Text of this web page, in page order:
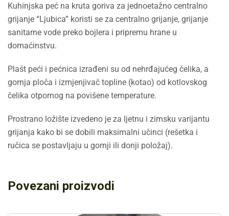
Kuhinjska peć na kruta goriva za jednoetažno centralno
grijanje “Ljubica” koristi se za centralno grijanje, grijanje
sanitarne vode preko bojlera i pripremu hrane u
domaćinstvu.
Plašt peći i pećnica izrađeni su od nehrđajućeg čelika, a
gornja ploča i izmjenjivač topline (kotao) od kotlovskog
čelika otpornog na povišene temperature.
Prostrano ložište izvedeno je za ljetnu i zimsku varijantu
grijanja kako bi se dobili maksimalni učinci (rešetka i
ručica se postavljaju u gornji ili donji položaj).
Povezani proizvodi